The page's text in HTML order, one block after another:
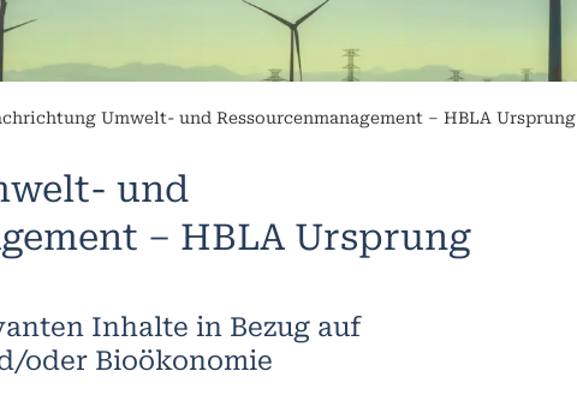
Umwelt- und Ressourcenmanagement – HBLA Ursprung
und
– HBLA Ursprung
Inhalte in Bezug auf
oder Bioökonomie